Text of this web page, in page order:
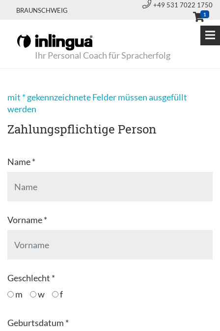
BRAUNSCHWEIG
+49 531 7022 1750
1
Ihr Personal Coach für Spracherfolg
mit * gekennzeichnete Felder müssen ausgefüllt
werden
Zahlungspflichtige Person
Name *
Vorname *
Geschlecht *
m
w f
Geburtsdatum *